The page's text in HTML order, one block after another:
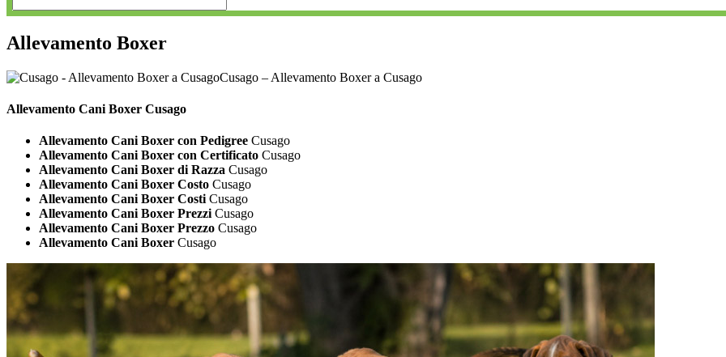
Allevamento Boxer
Cusago – Allevamento Boxer a Cusago
Allevamento Cani Boxer Cusago
Allevamento Cani Boxer con Pedigree Cusago
Allevamento Cani Boxer con Certificato Cusago
Allevamento Cani Boxer di Razza Cusago
Allevamento Cani Boxer Costo Cusago
Allevamento Cani Boxer Costi Cusago
Allevamento Cani Boxer Prezzi Cusago
Allevamento Cani Boxer Prezzo Cusago
Allevamento Cani Boxer Cusago